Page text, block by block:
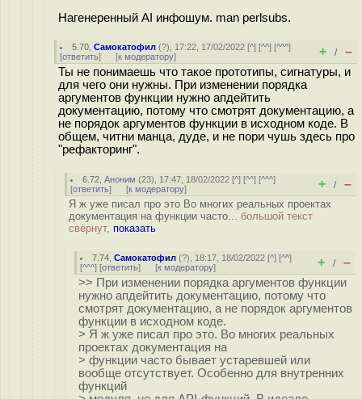
Нагенеренный AI инфошум. man perlsubs.
5.70 ,Самокатофил (?), 17:22, 17/02/2022 [^] [^^] [^^^]
[ответить] [к модератору] + / –
Ты не понимаешь что такое прототипы, сигнатуры, и
для чего они нужны. При изменении порядка
аргументов функции нужно апдейтить
документацию, потому что смотрят документацию, а
не порядок аргументов функции в исходном коде. В
общем, читни манца, дуде, и не пори чушь здесь про
"рефакторинг".
6.72 ,Аноним (23), 17:47, 18/02/2022 [^] [^^] [^^^]
[ответить] [к модератору] + / –
Я ж уже писал про это Во многих реальных проектах
документация на функции часто... большой текст
свёрнут, показать
7.74 ,Самокатофил (?), 18:17, 18/02/2022 [^] [^^]
[^^^] [ответить] [к модератору] + / –
>> При изменении порядка аргументов функции
нужно апдейтить документацию, потому что
смотрят документацию, а не порядок аргументов
функции в исходном коде.
> Я ж уже писал про это. Во многих реальных
проектах документация на
> функции часто бывает устаревшей или
вообще отсутствует. Особенно для внутренних
функций